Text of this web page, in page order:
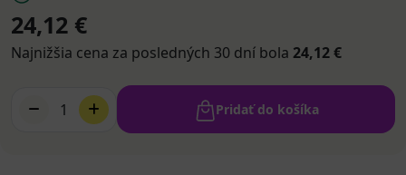
24,12 €
Najnižšia cena za posledných 30 dní bola 24,12 €
1 Pridať do košíka